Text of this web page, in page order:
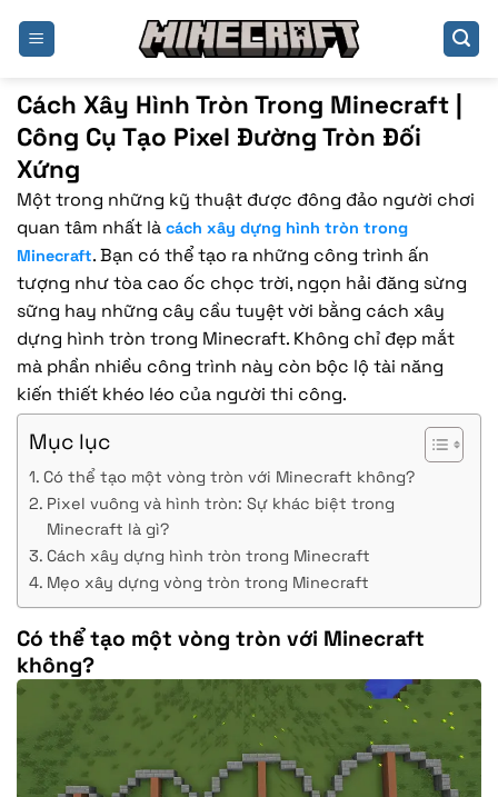
nội
Cách Xây Hình Tròn Trong Minecraft |
Công Cụ Tạo Pixel Đường Tròn Đối
Xứng
Một trong những kỹ thuật được đông đảo người chơi
quan tâm nhất là cách xây dựng hình tròn trong
Minecraft. Bạn có thể tạo ra những công trình ấn
tượng như tòa cao ốc chọc trời, ngọn hải đăng sừng
sững hay những cây cầu tuyệt vời bằng cách xây
dựng hình tròn trong Minecraft. Không chỉ đẹp mắt
mà phần nhiều công trình này còn bộc lộ tài năng
kiến thiết khéo léo của người thi công.
Mục lục
Có thể tạo một vòng tròn với Minecraft không?
Pixel vuông và hình tròn: Sự khác biệt trong
Minecraft là gì?
Cách xây dựng hình tròn trong Minecraft
Mẹo xây dựng vòng tròn trong Minecraft
Có thể tạo một vòng tròn với Minecraft
không?